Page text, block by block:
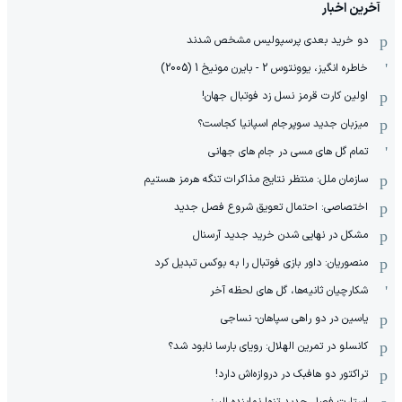
آخرین اخبار
دو خرید بعدی پرسپولیس مشخص شدند
خاطره انگیز، یوونتوس 2 - بایرن مونیخ 1 (2005)
اولین کارت قرمز نسل زد فوتبال جهان!
میزبان جدید سوپرجام اسپانیا کجاست؟
تمام گل های مسی در جام های جهانی
سازمان ملل: منتظر نتایج مذاکرات تنگه هرمز هستیم
اختصاصی: احتمال تعویق شروع فصل جدید
مشکل در نهایی شدن خرید جدید آرسنال
منصوریان: داور بازی فوتبال را به بوکس تبدیل کرد
شکارچیان ثانیه‌ها، گل های لحظه آخر
یاسین در دو راهی سپاهان- نساجی
کانسلو در تمرین الهلال: رویای بارسا نابود شد؟
تراکتور دو هافبک در دروازه‌اش دارد!